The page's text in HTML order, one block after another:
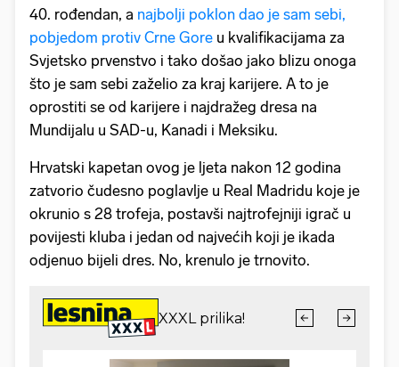
40. rođendan, a najbolji poklon dao je sam sebi,
pobjedom protiv Crne Gore u kvalifikacijama za
Svjetsko prvenstvo i tako došao jako blizu onoga
što je sam sebi zaželio za kraj karijere. A to je
oprostiti se od karijere i najdražeg dresa na
Mundijalu u SAD-u, Kanadi i Meksiku.
Hrvatski kapetan ovog je ljeta nakon 12 godina
zatvorio čudesno poglavlje u Real Madridu koje je
okrunio s 28 trofeja, postavši najtrofejniji igrač u
povijesti kluba i jedan od najvećih koji je ikada
odjenuo bijeli dres. No, krenulo je trnovito.